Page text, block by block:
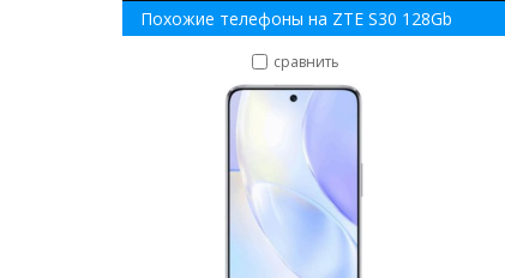
Похожие телефоны на ZTE S30 128Gb
сравнить